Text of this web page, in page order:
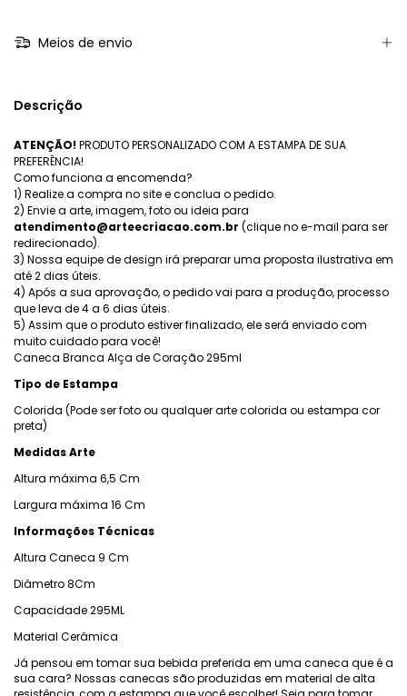
Meios de envio
Descrição
ATENÇÃO!PRODUTO PERSONALIZADO COM A ESTAMPA DE SUA
PREFERÊNCIA!
Como funciona a encomenda?
1) Realize a compra no site e conclua o pedido.
2) Envie a arte, imagem, foto ou ideia para
atendimento@arteecriacao.com.br (clique no e-mail para ser
redirecionado).
3) Nossa equipe de design irá preparar uma proposta ilustrativa em
até 2 dias úteis.
4) Após a sua aprovação, o pedido vai para a produção, processo
que leva de 4 a 6 dias úteis.
5) Assim que o produto estiver finalizado, ele será enviado com
muito cuidado para você!
Caneca Branca Alça de Coração 295ml
Tipo de Estampa
Colorida (Pode ser foto ou qualquer arte colorida ou estampa cor
preta)
Medidas Arte
Altura máxima 6,5 Cm
Largura máxima 16 Cm
Informações Técnicas
Altura Caneca 9 Cm
Diâmetro 8Cm
Capacidade 295ML
Material Cerâmica
Já pensou em tomar sua bebida preferida em uma caneca que é a
sua cara? Nossas canecas são produzidas em material de alta